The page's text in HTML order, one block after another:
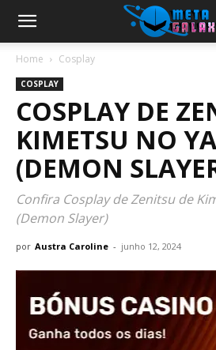
Home Cosplay
COSPLAY
COSPLAY DE
KIMETSU NO
(DEMON
Confira Cosplay de Zenitsu de
(Demon Slayer)
por Austra Caroline - junho 12, 2024